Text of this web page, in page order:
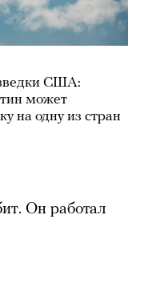
США:
может
на одну из стран
Он работал